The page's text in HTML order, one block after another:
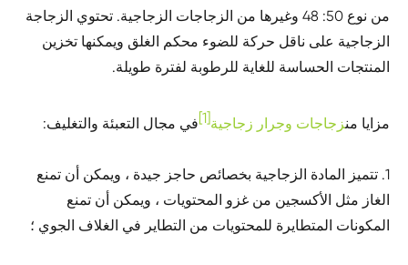
من نوع 50: 48 وغيرها من الزجاجات الزجاجية. تحتوي الزجاجة
الزجاجية على ناقل حركة للضوء محكم الغلق ويمكنها تخزين
المنتجات الحساسة للغاية للرطوبة لفترة طويلة.
مزايا منزجاجات وجرار زجاجية[1] في مجال التعبئة والتغليف:
1. تتميز المادة الزجاجية بخصائص حاجز جيدة ، ويمكن أن تمنع
الغاز مثل الأكسجين من غزو المحتويات ، ويمكن أن تمنع
المكونات المتطايرة للمحتويات من التطاير في الغلاف الجوي ؛